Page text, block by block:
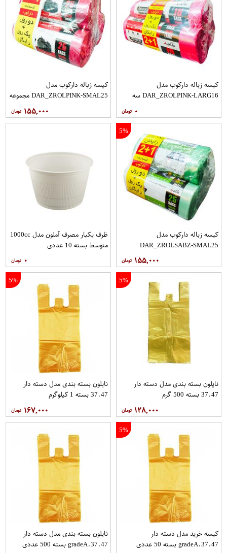
کیسه زباله دارکوب مدل
DAR_ZROLPINK-LARG16 سه
۰
کیسه زباله دارکوب مدل
DAR_ZROLPINK-SMAL25 مجموعه
۱۵۵,۰۰۰
5%
کیسه زباله دارکوب مدل
DAR_ZROLSABZ-SMAL25
۱۵۵,۰۰۰
ظرف یکبار مصرف آملون مدل 1000cc
متوسط بسته 10 عددی
۰
5%
نایلون بسته بندی مدل دسته دار
37.47 بسته 500 گرم
۱۲۸,۰۰۰
5%
نایلون بسته بندی مدل دسته دار
37.47 بسته 1 کیلوگرم
۱۶۷,۰۰۰
5%
کیسه خرید مدل دسته دار
gradeA.37.47 بسته 50 عددی
نایلون بسته بندی مدل دسته دار
gradeA.37.47 بسته 500 عددی